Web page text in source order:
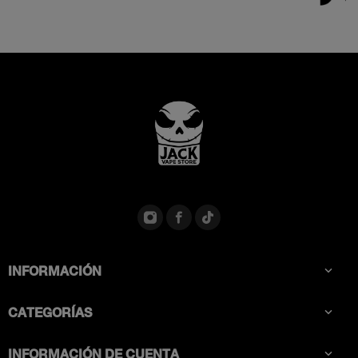
INFORMACIÓN 
CATEGORÍAS 
INFORMACIÓN DE CUENTA 